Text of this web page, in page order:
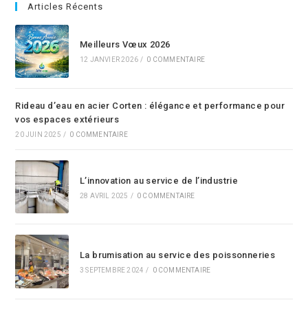
Articles Récents
Meilleurs Vœux 2026
12 JANVIER 2026 / 0 COMMENTAIRE
Rideau d’eau en acier Corten : élégance et performance pour
vos espaces extérieurs
20 JUIN 2025 / 0 COMMENTAIRE
L’innovation au service de l’industrie
28 AVRIL 2025 / 0 COMMENTAIRE
La brumisation au service des poissonneries
3 SEPTEMBRE 2024 / 0 COMMENTAIRE